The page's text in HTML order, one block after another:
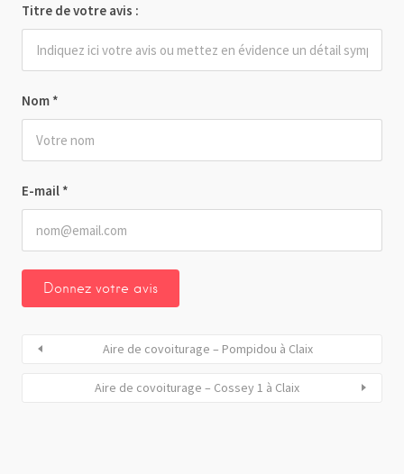
Nom *
E-mail *
Titre de votre avis :
Aire de covoiturage – Pompidou à Claix
Aire de covoiturage – Cossey 1 à Claix